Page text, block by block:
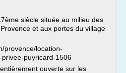
siècle située au milieu des
et aux portes du village
provence/location-
puyricard-1506
ouverte sur les